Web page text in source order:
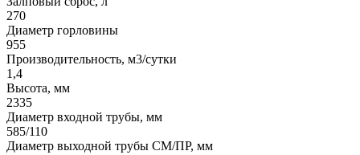
270
Диаметр горловины
955
Производительность, м3/сутки
1,4
Высота, мм
2335
Диаметр входной трубы, мм
585/110
Диаметр выходной трубы СМ/ПР, мм